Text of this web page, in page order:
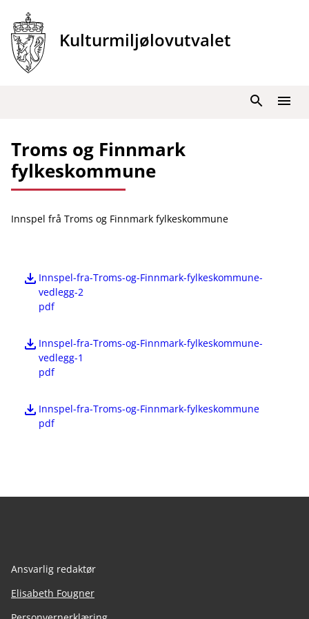
innhold
Kulturmiljølovutvalet
Meny
Søk
Troms og Finnmark
fylkeskommune
Innspel frå Troms og Finnmark fylkeskommune
Innspel-fra-Troms-og-Finnmark-fylkeskommune-
vedlegg-2
pdf
Innspel-fra-Troms-og-Finnmark-fylkeskommune-
vedlegg-1
pdf
Innspel-fra-Troms-og-Finnmark-fylkeskommune
pdf
Ansvarlig redaktør
Elisabeth Fougner